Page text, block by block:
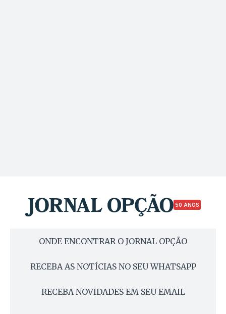
50 ANOS
ONDE ENCONTRAR O JORNAL OPÇÃO
RECEBA AS NOTÍCIAS NO SEU WHATSAPP
RECEBA NOVIDADES EM SEU EMAIL